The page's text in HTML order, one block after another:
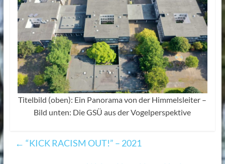
Titelbild (oben): Ein Panorama von der Himmelsleiter –
Bild unten: Die GSÜ aus der Vogelperspektive
← “KICK RACISM OUT!” – 2021